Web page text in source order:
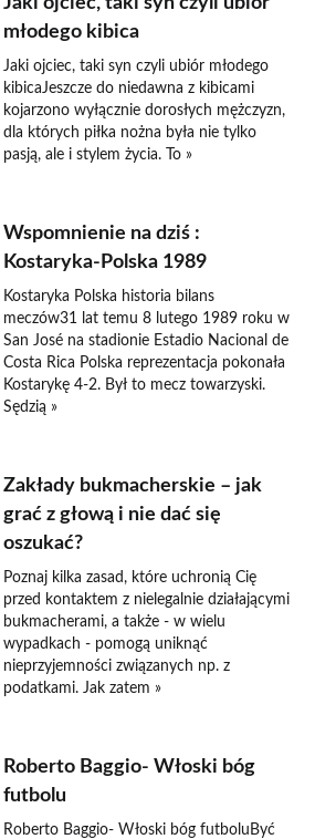
młodego kibica
Jaki ojciec, taki syn czyli ubiór młodego
kibicaJeszcze do niedawna z kibicami
kojarzono wyłącznie dorosłych mężczyzn,
dla których piłka nożna była nie tylko
pasją, ale i stylem życia. To »
Wspomnienie na dziś :
Kostaryka-Polska 1989
Kostaryka Polska historia bilans
meczów31 lat temu 8 lutego 1989 roku w
San José na stadionie Estadio Nacional de
Costa Rica Polska reprezentacja pokonała
Kostarykę 4-2. Był to mecz towarzyski.
Sędzią »
Zakłady bukmacherskie – jak
grać z głową i nie dać się
oszukać?
Poznaj kilka zasad, które uchronią Cię
przed kontaktem z nielegalnie działającymi
bukmacherami, a także - w wielu
wypadkach - pomogą uniknąć
nieprzyjemności związanych np. z
podatkami. Jak zatem »
Roberto Baggio- Włoski bóg
futbolu
Roberto Baggio- Włoski bóg futboluByć